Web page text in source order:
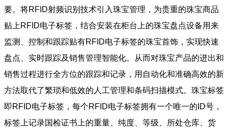
要。将RFID射频识别技术引入珠宝管理，为贵重的珠宝商品
贴上RFID电子标签，结合安装在柜台上的珠宝盘点设备用来
监测、控制和跟踪贴有RFID电子标签的珠宝首饰，实现快速
盘点、实时跟踪及销售管理智能化。从而对珠宝产品的进出和
销售过程进行全方位的跟踪和记录，用自动化和准确高效的新
方法取代了繁琐和低效的人工管理和条码扫描模式。珠宝标签
即RFID电子标签，每个RFID电子标签拥有一个唯一的ID号，
标签上记录国检证书上的重量、纯度、等级、所处仓库、货